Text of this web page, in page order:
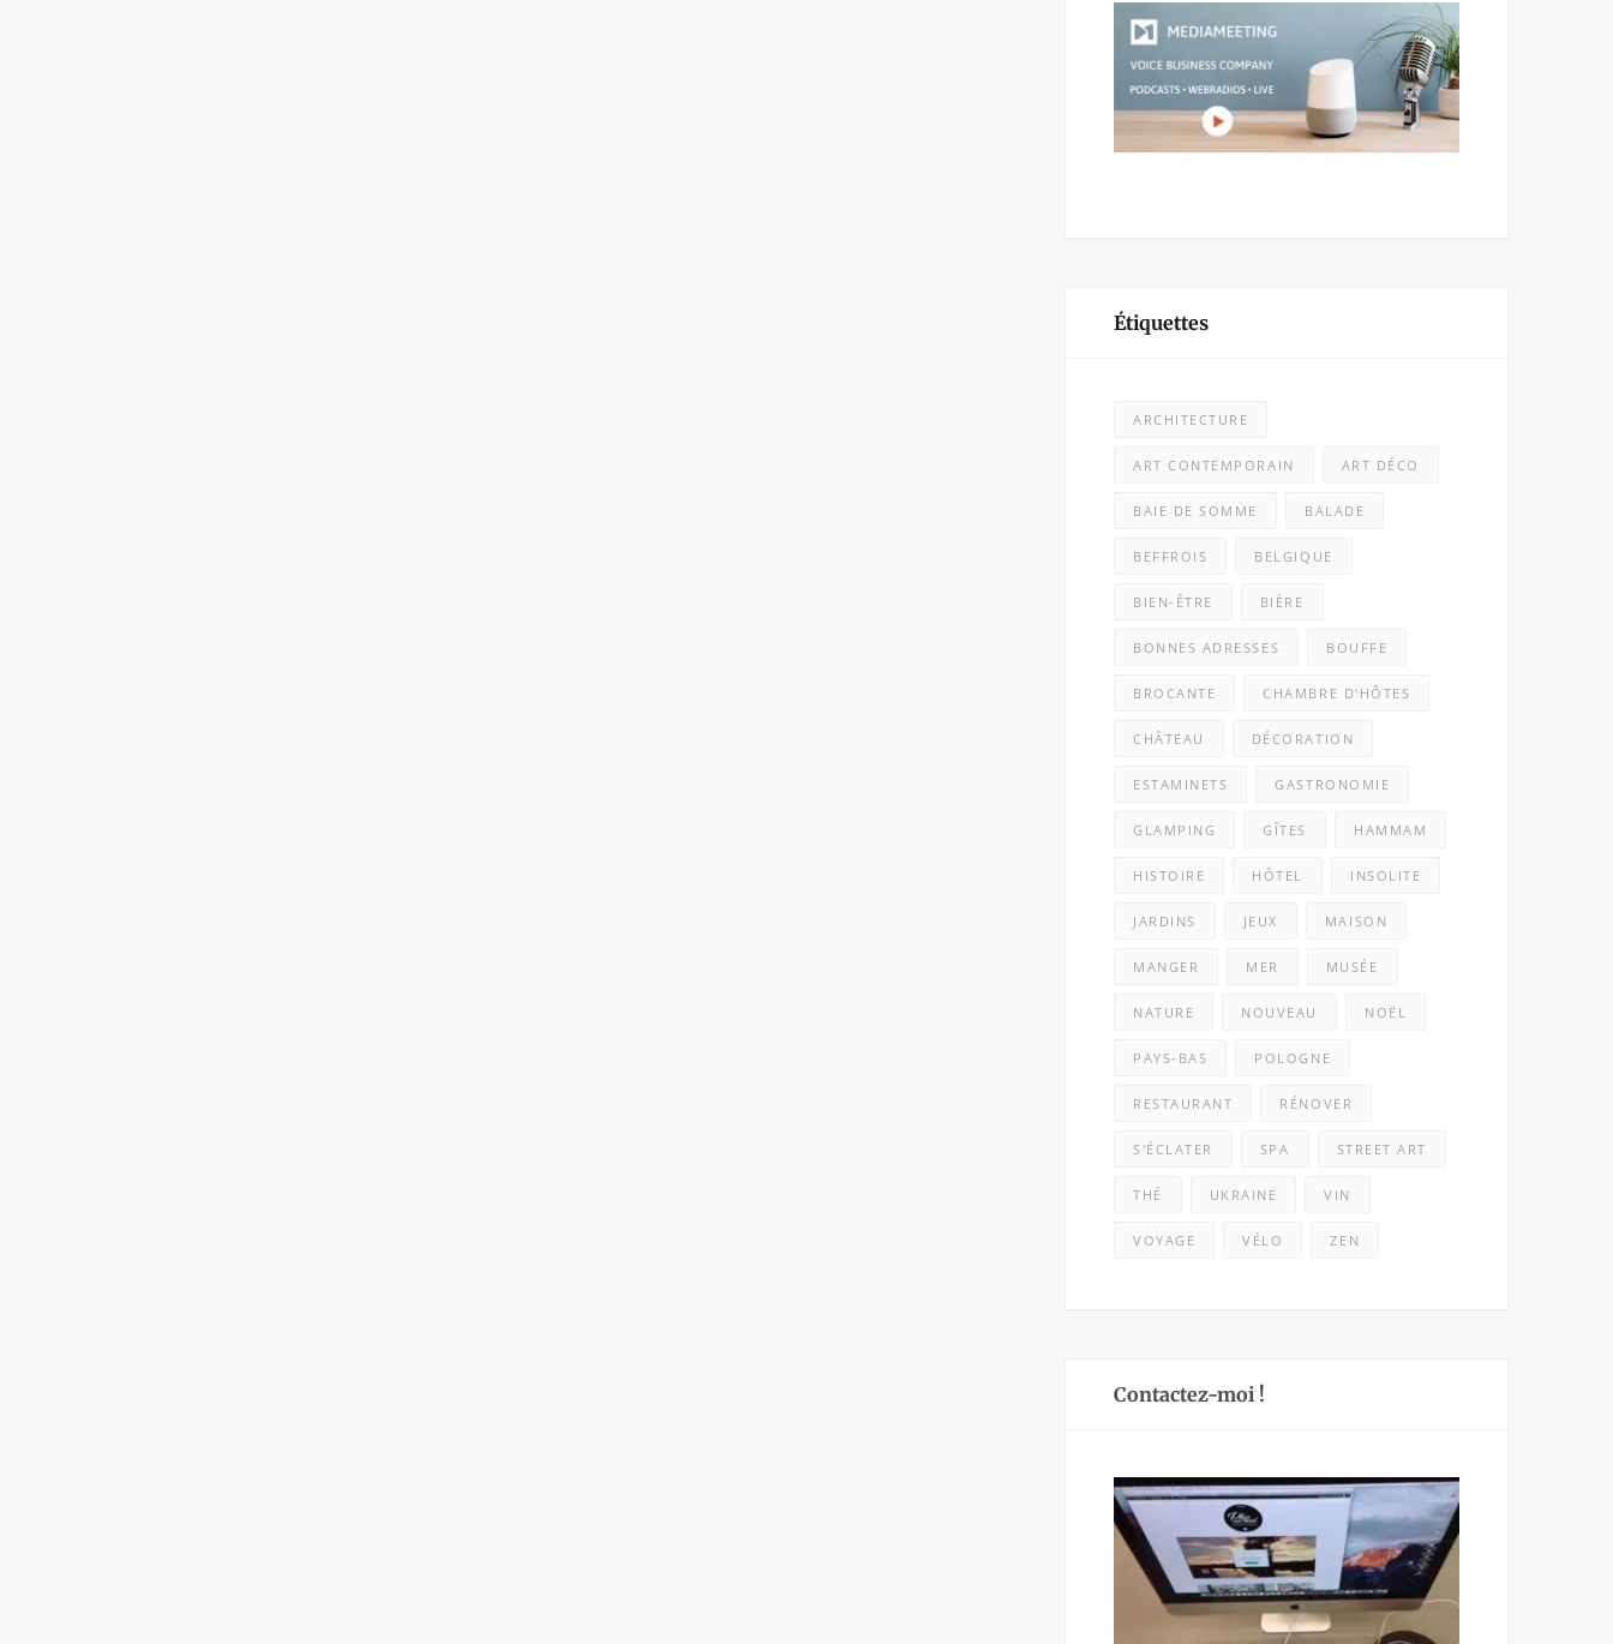
Étiquettes
ARCHITECTURE
ART CONTEMPORAIN ART DÉCO
BAIE DE SOMME BALADE
BEFFROIS BELGIQUE
BIEN-ÊTRE BIÈRE
BONNES ADRESSES BOUFFE
BROCANTE CHAMBRE D'HÔTES
CHÂTEAU DÉCORATION
ESTAMINETS GASTRONOMIE
GLAMPING GÎTES HAMMAM
HISTOIRE HÔTEL INSOLITE
JARDINS JEUX MAISON
MANGER MER MUSÉE
NATURE NOUVEAU NOËL
PAYS-BAS POLOGNE
RESTAURANT RÉNOVER
S'ÉCLATER SPA STREET ART
THÉ UKRAINE VIN
VOYAGE VÉLO ZEN
Contactez-moi !